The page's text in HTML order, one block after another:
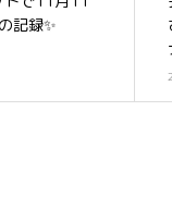
記録✨